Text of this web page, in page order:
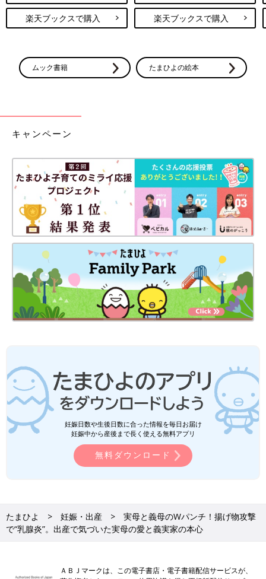
楽天ブックスで購入 楽天ブックスで購入
ムック書籍 たまひよの絵本
キャンペーン
妊娠日数や生後日数に合った情報を毎日お届け
妊娠中から産後まで長く使える無料アプリ
無料ダウンロード
たまひよ 妊娠・出産
実母と義母のWパンチ！揚げ物攻撃
で“乳腺炎”。出産で気づいた実母の愛と義実家の本心
ＡＢＪマークは、この電子書店・電子書籍配信サービスが、